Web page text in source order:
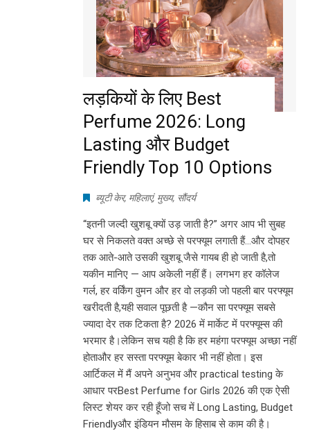
लड़कियों के लिए Best
Perfume 2026: Long
Lasting और Budget
Friendly Top 10 Options
ब्यूटी केर, महिलाएं, मुख्य, सौंदर्य
“इतनी जल्दी खुशबू क्यों उड़ जाती है?” अगर आप भी सुबह
घर से निकलते वक्त अच्छे से परफ्यूम लगाती हैं…और दोपहर
तक आते-आते उसकी खुशबू जैसे गायब ही हो जाती है,तो
यकीन मानिए — आप अकेली नहीं हैं। लगभग हर कॉलेज
गर्ल, हर वर्किंग वुमन और हर वो लड़की जो पहली बार परफ्यूम
खरीदती है,यही सवाल पूछती है —कौन सा परफ्यूम सबसे
ज्यादा देर तक टिकता है? 2026 में मार्केट में परफ्यूम्स की
भरमार है।लेकिन सच यही है कि हर महंगा परफ्यूम अच्छा नहीं
होताऔर हर सस्ता परफ्यूम बेकार भी नहीं होता। इस
आर्टिकल में मैं अपने अनुभव और practical testing के
आधार परBest Perfume for Girls 2026 की एक ऐसी
लिस्ट शेयर कर रही हूँजो सच में Long Lasting, Budget
Friendlyऔर इंडियन मौसम के हिसाब से काम की है।